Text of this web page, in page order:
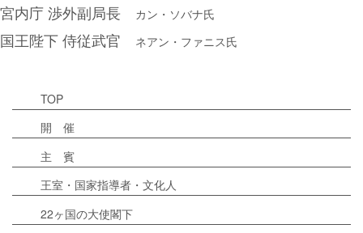
宮内庁 渉外副局長 カン・ソバナ氏
国王陛下 侍従武官 ネアン・ファニス氏
TOP
開 催
主 賓
王室・国家指導者・文化人
22ヶ国の大使閣下